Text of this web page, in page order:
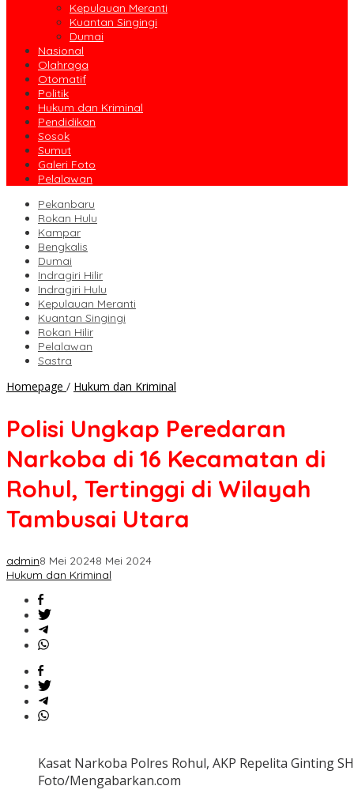
Kepulauan Meranti
Kuantan Singingi
Dumai
Nasional
Olahraga
Otomatif
Politik
Hukum dan Kriminal
Pendidikan
Sosok
Sumut
Galeri Foto
Pelalawan
Pekanbaru
Rokan Hulu
Kampar
Bengkalis
Dumai
Indragiri Hilir
Indragiri Hulu
Kepulauan Meranti
Kuantan Singingi
Rokan Hilir
Pelalawan
Sastra
Homepage / Hukum dan Kriminal
Narkoba
16
di
Rohul,
Tertinggi
Polisi Ungkap Peredaran
Narkoba di 16 Kecamatan di
Rohul, Tertinggi di Wilayah
Tambusai Utara
admin8 Mei 20248 Mei 2024
Hukum dan Kriminal
Kasat Narkoba Polres Rohul, AKP Repelita Ginting
Foto/Mengabarkan.com